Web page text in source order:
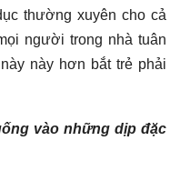
thường xuyên cho cả
người trong nhà tuân
này hơn bắt trẻ phải
vào những dịp đặc